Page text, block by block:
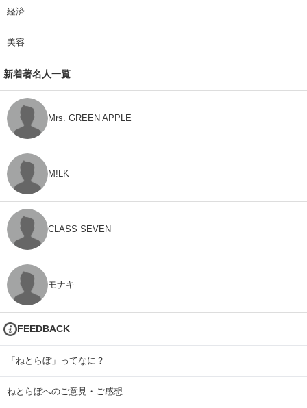
経済
美容
新着著名人一覧
Mrs. GREEN APPLE
M!LK
CLASS SEVEN
モナキ
FEEDBACK
「ねとらぼ」ってなに？
ねとらぼへのご意見・ご感想